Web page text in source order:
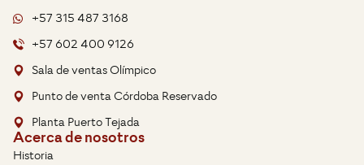
+57 315 487 3168
+57 602 400 9126
Sala de ventas Olímpico
Punto de venta Córdoba Reservado
Planta Puerto Tejada
Acerca de nosotros
Historia